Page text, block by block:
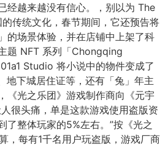
经越来越没有信心。，别以为 The
传统文化，春节期间，它还预告将
的场景体验，并在店铺中上架了科
题 NFT 系列「Chongqing
Studio 将小说中的物件变成了
地下城居住证等，还有「兔」年主
《光之乐团》游戏制作商向《元宇
很头痛，单是这款游戏使用盗版资
了整体玩家的5%左右。”按《光之
，每有1千名用户玩盗版，游戏厂商